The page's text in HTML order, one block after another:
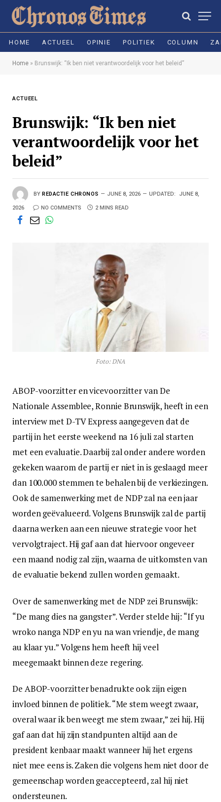
HOME ACTUEEL OPINIE POLITIEK COLUMN
Home » Brunswijk: “Ik ben niet verantwoordelijk voor het beleid”
ACTUEEL
Brunswijk: “Ik ben niet
verantwoordelijk voor het
beleid”
BY REDACTIE CHRONOS JUNE 8, 2026 UPDATED: JUNE 8,
2026 NO COMMENTS 2 MINS READ
Foto: DNA
ABOP-voorzitter en vicevoorzitter van De
Nationale Assemblee, Ronnie Brunswijk, heeft in een
interview met D-TV Express aangegeven dat de
partij in het eerste weekend na 16 juli zal starten
met een evaluatie. Daarbij zal onder andere worden
gekeken waarom de partij er niet in is geslaagd meer
dan 100.000 stemmen te behalen bij de verkiezingen.
Ook de samenwerking met de NDP zal na een jaar
worden geëvalueerd. Volgens Brunswijk zal de partij
daarna werken aan een nieuwe strategie voor het
vervolgtraject. Hij gaf aan dat hiervoor ongeveer
een maand nodig zal zijn, waarna de uitkomsten van
de evaluatie bekend zullen worden gemaakt.
Over de samenwerking met de NDP zei Brunswijk:
“De mang dies na gangster”. Verder stelde hij: “If yu
wroko nanga NDP en yu na wan vriendje, de mang
au klaar yu.” Volgens hem heeft hij veel
meegemaakt binnen deze regering.
De ABOP-voorzitter benadrukte ook zijn eigen
invloed binnen de politiek. “Me stem weegt zwaar,
overal waar ik ben weegt me stem zwaar,” zei hij. Hij
gaf aan dat hij zijn standpunten altijd aan de
president kenbaar maakt wanneer hij het ergens
niet mee eens is. Zaken die volgens hem niet door de
gemeenschap worden geaccepteerd, zal hij niet
ondersteunen.